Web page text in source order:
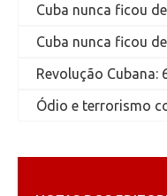
Cuba nunca ficou
Cuba nunca ficou
Revolução Cubana:
Ódio e terrorismo